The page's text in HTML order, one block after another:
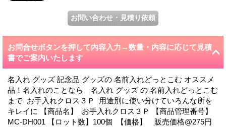
お問合せボタンを押して内容入力→数量・内容に応じて見積
書でご案内いたします
名入れ グッズ 記念品 グッズの 名前入れどっとこむ オススメ
品！名入れのことなら 名入れ グッズ の 名前入れどっとこむ
まで お手入れクロス３Ｐ 用途別に使い分けていろんな所を
キレイに 【商品名】 お手入れクロス３Ｐ 【商品管理番号】
MC-DH001 【ロット数】100個 【価格】 販売価格@275円